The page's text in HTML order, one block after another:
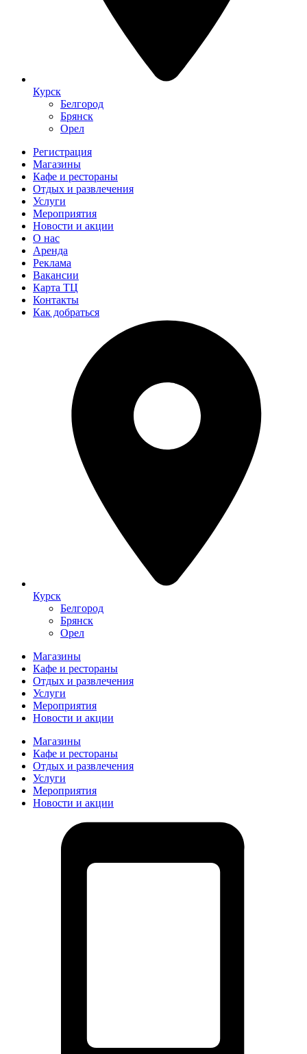
Курск
Белгород
Брянск
Орел
Регистрация
Магазины
Кафе и рестораны
Отдых и развлечения
Услуги
Мероприятия
Новости и акции
О нас
Аренда
Реклама
Вакансии
Карта ТЦ
Контакты
Как добраться
Курск
Белгород
Брянск
Орел
Магазины
Кафе и рестораны
Отдых и развлечения
Услуги
Мероприятия
Новости и акции
Магазины
Кафе и рестораны
Отдых и развлечения
Услуги
Мероприятия
Новости и акции